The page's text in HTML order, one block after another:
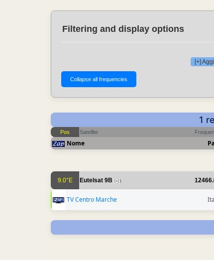
Filtering and display options
[+]
1
Pos Satellite
Nome
9.0°E Eutelsat 9B 1
TV Centro Marche